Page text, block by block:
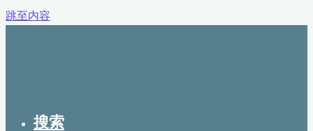
跳至内容
搜索